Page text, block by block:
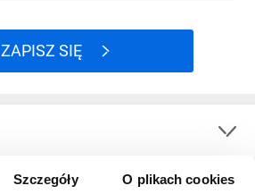
Szczegóły O plikach cookies
ZAPISZ SIĘ